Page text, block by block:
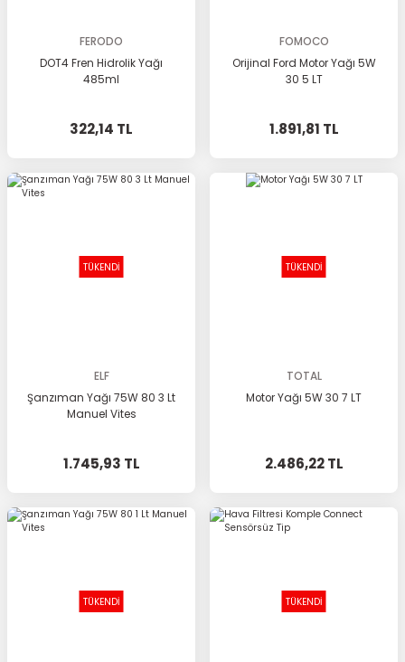
FERODO
DOT4 Fren Hidrolik Yağı
485ml
322,14 TL
FOMOCO
Orijinal Ford Motor Yağı 5W
30 5 LT
1.891,81 TL
TÜKENDİ
ELF
Şanzıman Yağı 75W 80 3 Lt
Manuel Vites
1.745,93 TL
TÜKENDİ
TOTAL
Motor Yağı 5W 30 7 LT
2.486,22 TL
TÜKENDİ TÜKENDİ